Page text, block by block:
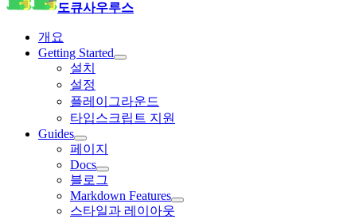
도큐사우루스
개요
Getting Started
설치
설정
플레이그라운드
타입스크립트 지원
Guides
페이지
Docs
블로그
Markdown Features
스타일과 레이아웃